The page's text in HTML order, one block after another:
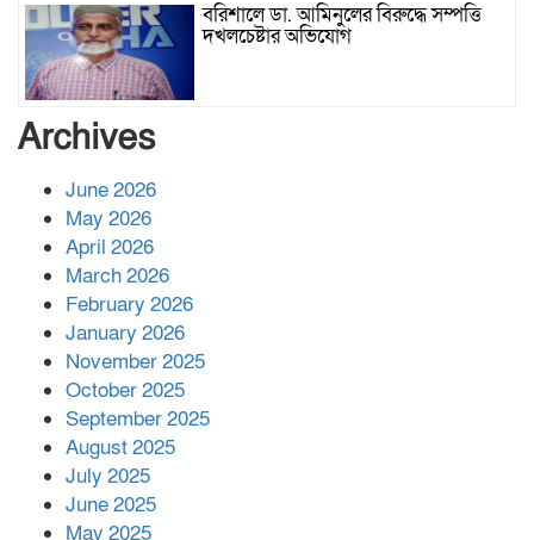
বরিশালে ডা. আমিনুলের বিরুদ্ধে সম্পত্তি
দখলচেষ্টার অভিযোগ
নলছিটিতে শ্রমিকদলের অবৈধ কমিটি
প্রকাশের অভিযোগ
Archives
June 2026
May 2026
April 2026
March 2026
February 2026
January 2026
November 2025
October 2025
September 2025
August 2025
July 2025
June 2025
May 2025